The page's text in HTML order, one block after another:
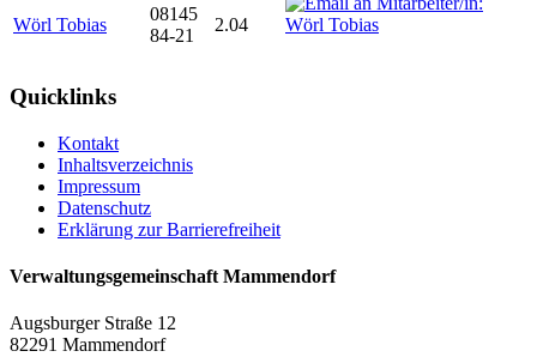
Wörl Tobias
08145
84-21
2.04
Quicklinks
Kontakt
Inhaltsverzeichnis
Impressum
Datenschutz
Erklärung zur Barrierefreiheit
Verwaltungsgemeinschaft Mammendorf
Augsburger Straße 12
82291 Mammendorf